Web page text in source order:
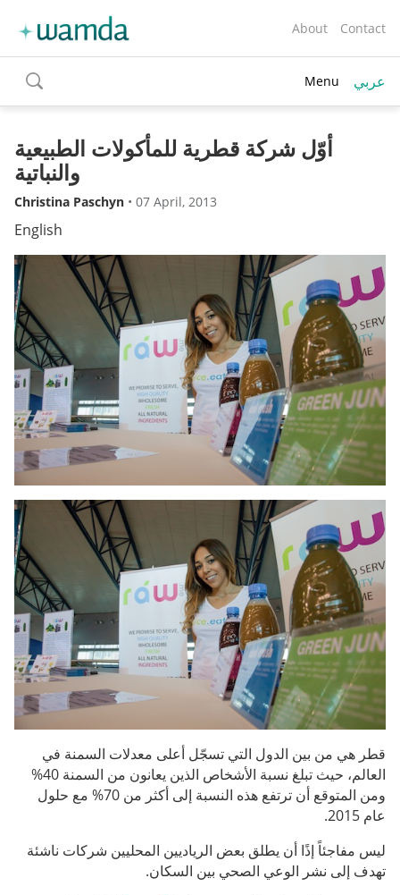
About Contact
toggle
search
Menu عربي
أوّل شركة قطرية للمأكولات الطبيعية
والنباتية
Christina Paschyn • 07 April, 2013
English
قطر هي من بين الدول التي تسجّل أعلى معدلات السمنة في
العالم، حيث تبلغ نسبة الأشخاص الذين يعانون من السمنة 40%
ومن المتوقع أن ترتفع هذه النسبة إلى أكثر من 70% مع حلول
عام 2015.
ليس مفاجئاً إذًا أن يطلق بعض الرياديين المحليين شركات ناشئة
تهدف إلى نشر الوعي الصحي بين السكان.